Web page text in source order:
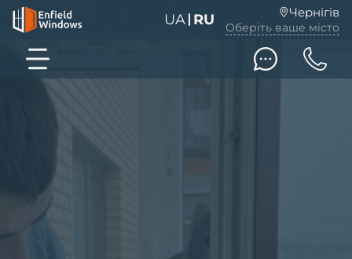
UA RU Чернігів
Оберіть ваше місто